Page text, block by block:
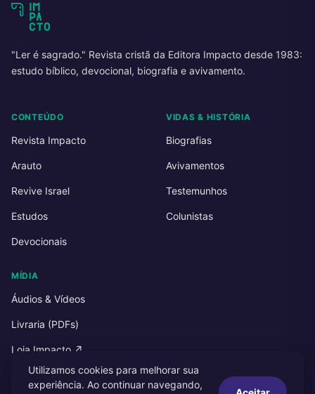
"Ler é sagrado." Revista cristã da Editora Impacto desde 1983:
estudo bíblico, devocional, biografia e avivamento.
CONTEÚDO
Revista Impacto
Arauto
Revive Israel
Estudos
Devocionais
VIDAS & HISTÓRIA
Biografias
Avivamentos
Testemunhos
Colunistas
MÍDIA
Áudios & Vídeos
Livraria (PDFs)
Loja Impacto ↗
Utilizamos cookies para melhorar sua
experiência. Ao continuar navegando,